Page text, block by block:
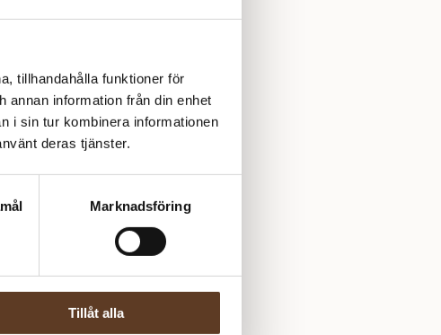
tillhandahålla funktioner för
annan information från din enhet
i sin tur kombinera informationen
deras tjänster.
Marknadsföring
Tillåt alla